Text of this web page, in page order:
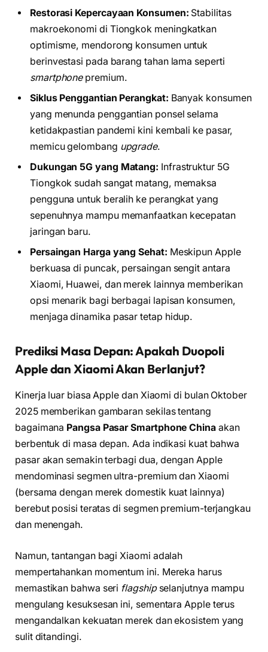
Restorasi Kepercayaan Konsumen: Stabilitas
makroekonomi di Tiongkok meningkatkan
optimisme, mendorong konsumen untuk
berinvestasi pada barang tahan lama seperti
smartphonepremium.
Siklus Penggantian Perangkat: Banyak konsumen
yang menunda penggantian ponsel selama
ketidakpastian pandemi kini kembali ke pasar,
memicu gelombang upgrade.
Dukungan 5G yang Matang: Infrastruktur 5G
Tiongkok sudah sangat matang, memaksa
pengguna untuk beralih ke perangkat yang
sepenuhnya mampu memanfaatkan kecepatan
jaringan baru.
Persaingan Harga yang Sehat: Meskipun Apple
berkuasa di puncak, persaingan sengit antara
Xiaomi, Huawei, dan merek lainnya memberikan
opsi menarik bagi berbagai lapisan konsumen,
menjaga dinamika pasar tetap hidup.
Prediksi Masa Depan: Apakah Duopoli
Apple dan Xiaomi Akan Berlanjut?
Kinerja luar biasa Apple dan Xiaomi di bulan Oktober
2025 memberikan gambaran sekilas tentang
bagaimana Pangsa Pasar Smartphone Chinaakan
berbentuk di masa depan. Ada indikasi kuat bahwa
pasar akan semakin terbagi dua, dengan Apple
mendominasi segmen ultra-premium dan Xiaomi
(bersama dengan merek domestik kuat lainnya)
berebut posisi teratas di segmen premium-terjangkau
dan menengah.
Namun, tantangan bagi Xiaomi adalah
mempertahankan momentum ini. Mereka harus
memastikan bahwa seri flagshipselanjutnya mampu
mengulang kesuksesan ini, sementara Apple terus
mengandalkan kekuatan merek dan ekosistem yang
sulit ditandingi.